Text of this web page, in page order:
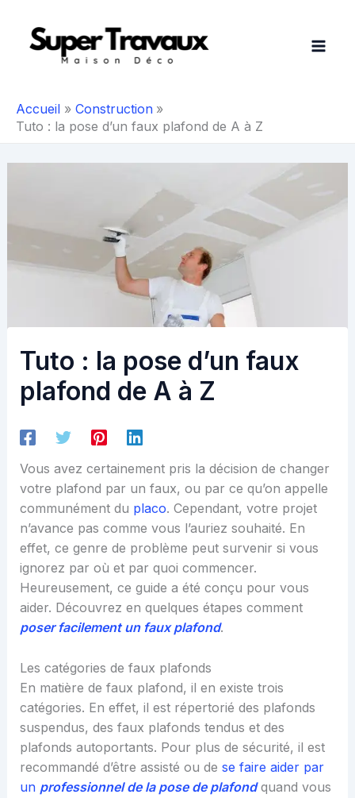
contenu
Accueil
Construction
Tuto : la pose d’un faux plafond de A à Z
Tuto : la pose d’un faux
plafond de A à Z
Vous avez certainement pris la décision de changer
votre plafond par un faux, ou par ce qu’on appelle
communément du placo. Cependant, votre projet
n’avance pas comme vous l’auriez souhaité. En
effet, ce genre de problème peut survenir si vous
ignorez par où et par quoi commencer.
Heureusement, ce guide a été conçu pour vous
aider. Découvrez en quelques étapes comment
poser facilement un faux plafond.
Les catégories de faux plafonds
En matière de faux plafond, il en existe trois
catégories. En effet, il est répertorié des plafonds
suspendus, des faux plafonds tendus et des
plafonds autoportants. Pour plus de sécurité, il est
recommandé d’être assisté ou de se faire aider par
un professionnel de la pose de plafondquand vous